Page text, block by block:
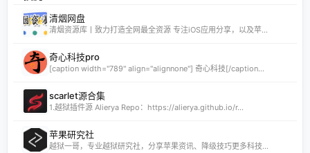
清烟网盘
清烟资源库丨致力打造全网最全资源 专注iOS应用分享，以及苹...
奇心科技pro
[caption width="789" align="alignnone"] 奇心科技[/caption...
scarlet源合集
1.越狱插件源 Alierya Repo：https://alierya.github.io/r...
苹果研究社
越狱一哥，专业越狱研究社，分享苹果资讯、降级技巧更多科技...